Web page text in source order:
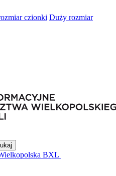
czionki Duży rozmiar
BXL